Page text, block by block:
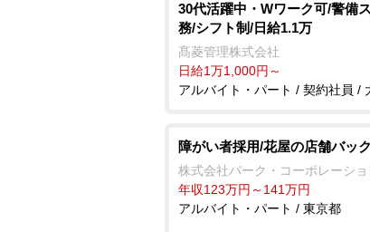
30代活躍中・Wワーク可/警備
務/シフト制/日給1.1万
髙菱管理株式会社
日給1万1,000円～
アルバイト・パート / 契約社員 /
障がい者採用/花屋の店舗バッ
株式会社パーク・コーポレーショ
年収123万円～141万円
アルバイト・パート / 東京都